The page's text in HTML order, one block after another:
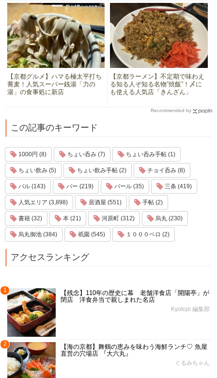
【京都グルメ】ハマる極太平打ち
蕎麦！人気スーパー銭湯「力の
湯」の食事処に新店
【京都ラーメン】不定期で味わえ
る知る人ぞ知る名物”焼飯”！〆に
も使える人気店「きんざん」
Recommended by
この記事のキーワード
1000円 (8) ちょい呑み (7) ちょい呑み手帖 (1)
ちょい飲み (5) ちょい飲み手帖 (2) チョイ呑み (8)
バル (143) バー (219) バール (35) 三条 (419)
人気エリア (3,898) 居酒屋 (551) 手帖 (2)
書籍 (32) 本 (21) 河原町 (312) 烏丸 (230)
烏丸御池 (384) 祇園 (545) １０００ベロ (2)
アクセスランキング
1
【残念】110年の歴史に幕 老舗洋食店「開陽亭」が
閉店 洋食弁当で親しまれた名店
Kyotopi 編集部
2
【海の京都】舞鶴の恵みを味わう海鮮ランチ♡ 魚屋
直営の穴場店 『大六丸』
ぐるみちゃん